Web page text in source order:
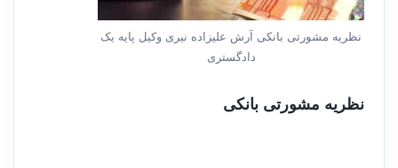
نظریه مشورتی بانکی آرش علیزاده نیری وکیل پایه یک
دادگستری
نظریه مشورتی بانکی